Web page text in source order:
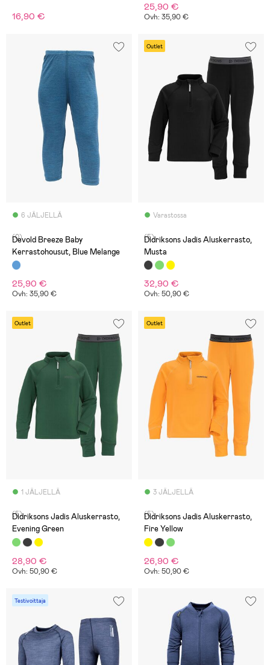
16,90 €
25,90 €
Ovh: 35,90 €
6 JÄLJELLÄ
(0)
Devold Breeze Baby
Kerrastohousut, Blue Melange
25,90 €
Ovh: 35,90 €
Outlet
Varastossa
(5)
Didriksons Jadis Aluskerrasto,
Musta
32,90 €
Ovh: 50,90 €
Outlet
1 JÄLJELLÄ
(5)
Didriksons Jadis Aluskerrasto,
Evening Green
28,90 €
Ovh: 50,90 €
Outlet
3 JÄLJELLÄ
(5)
Didriksons Jadis Aluskerrasto,
Fire Yellow
26,90 €
Ovh: 50,90 €
Testivoittaja